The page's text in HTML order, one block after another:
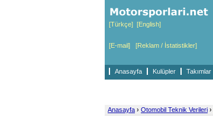
[Türkçe] [English]
[E-mail] [Reklam / İstatistikler]
Anasayfa Kulüpler Takımlar
Anasayfa › Otomobil Teknik Verileri ›